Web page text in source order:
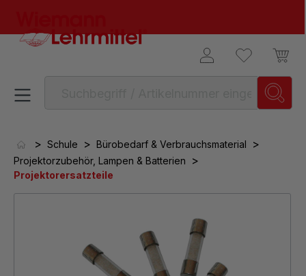
> Schule > Bürobedarf & Verbrauchsmaterial >
Projektorzubehör, Lampen & Batterien >
Projektorersatzteile